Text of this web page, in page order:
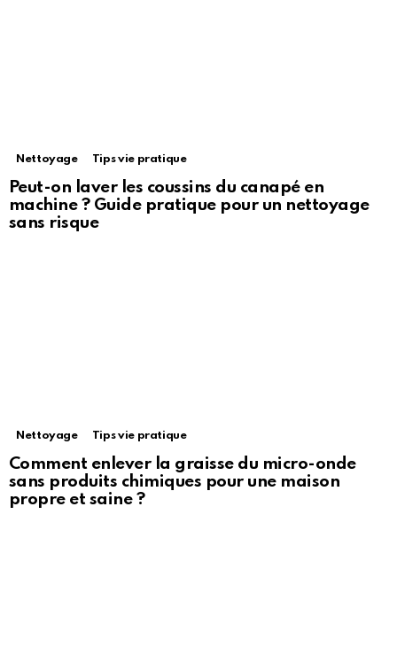
Nettoyage Tips vie pratique
Peut-on laver les coussins du canapé en
machine ? Guide pratique pour un nettoyage
sans risque
Nettoyage Tips vie pratique
Comment enlever la graisse du micro-onde
sans produits chimiques pour une maison
propre et saine ?